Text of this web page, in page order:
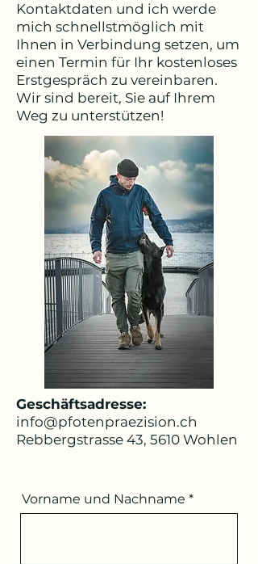
Kontaktdaten und ich werde
mich schnellstmöglich mit
Ihnen in Verbindung setzen, um
einen Termin für Ihr kostenloses
Erstgespräch zu vereinbaren.
Wir sind bereit, Sie auf Ihrem
Weg zu unterstützen!
Geschäftsadresse:
info@pfotenpraezision.ch
Rebbergstrasse 43, 5610 Wohlen
Vorname und Nachname